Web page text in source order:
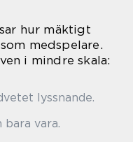
hur mäktigt
medspelare.
i mindre skala:
lyssnande.
vara.